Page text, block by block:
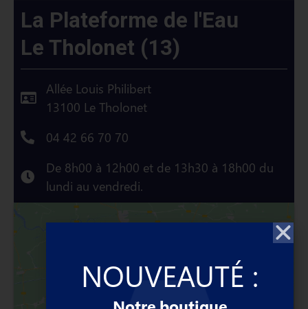
La Plateforme de l'Eau
Le Tholonet (13)
Allée Louis Philibert
13100 Le Tholonet
04 42 66 70 70
De 8h00 à 12h00 et de 13h30 à 18h00 du
lundi au vendredi.
NOUVEAUTÉ :